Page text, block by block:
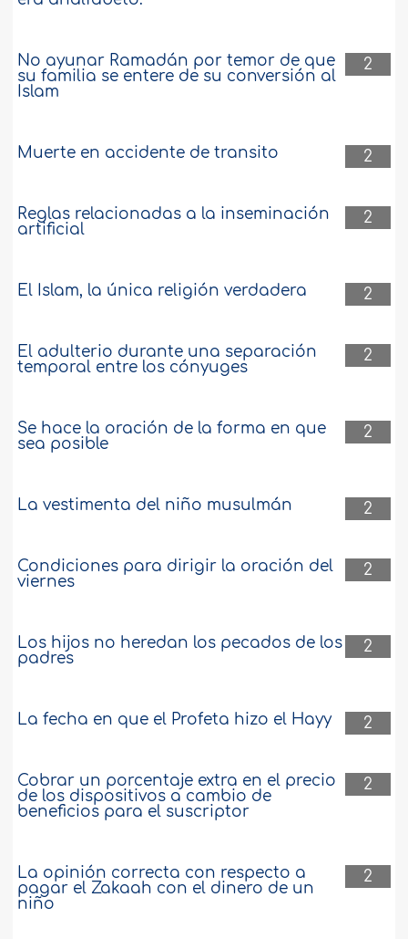
2
No ayunar Ramadán por temor de que
su familia se entere de su conversión al
Islam
2
Muerte en accidente de transito
2
Reglas relacionadas a la inseminación
artificial
2
El Islam, la única religión verdadera
2
El adulterio durante una separación
temporal entre los cónyuges
2
Se hace la oración de la forma en que
sea posible
2
La vestimenta del niño musulmán
2
Condiciones para dirigir la oración del
viernes
2
Los hijos no heredan los pecados de los
padres
2
La fecha en que el Profeta hizo el Hayy
2
Cobrar un porcentaje extra en el precio
de los dispositivos a cambio de
beneficios para el suscriptor
2
La opinión correcta con respecto a
pagar el Zakaah con el dinero de un
niño